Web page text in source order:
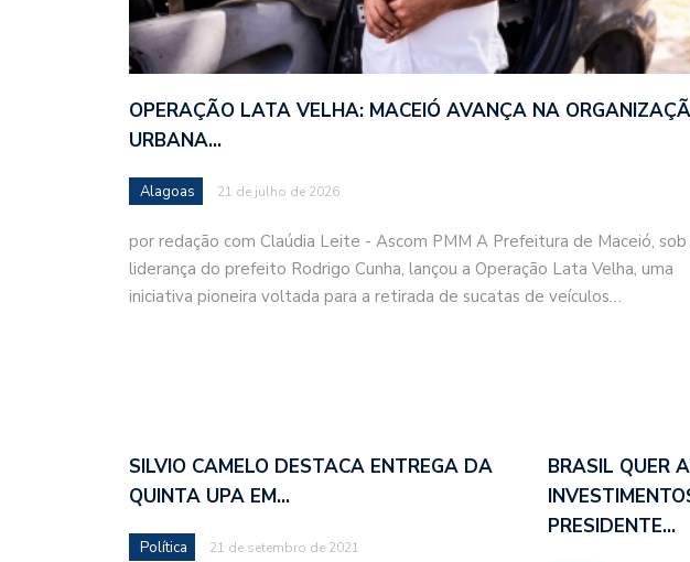
OPERAÇÃO LATA VELHA: MACEIÓ AVANÇA NA
URBANA…
Alagoas 21 de julho de 2026
por redação com Claúdia Leite - Ascom PMM A Prefeitura de Maceió, sob
liderança do prefeito Rodrigo Cunha, lançou a Operação Lata Velha, uma
iniciativa pioneira voltada para a retirada de sucatas de veículos…
SILVIO CAMELO DESTACA ENTREGA DA
QUINTA UPA EM…
Política 21 de setembro de 2021
BRASIL QUER
PRESIDENTE…